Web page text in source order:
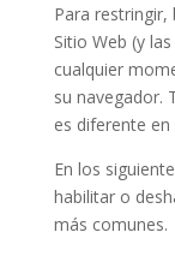
Para
Sitio Web (y
cualquier
su navegador.
es diferente
En los
habilitar o
más comunes.